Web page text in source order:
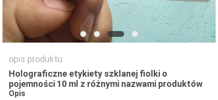
opis produktu
Holograficzne etykiety szklanej fiolki o
pojemności 10 ml z różnymi nazwami produktów
Opis